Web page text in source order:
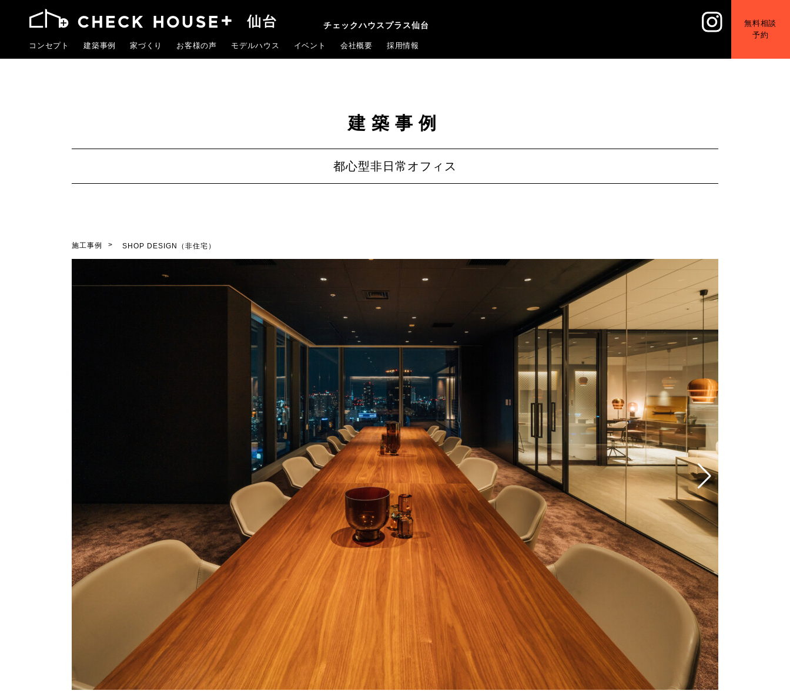
チェックハウスプラス仙台
コンセプト 建築事例 家づくり お客様の声 モデルハウス イベント 会社概要 採用情報
無料相談
予約
建築事例
都心型非日常オフィス
施工事例 SHOP DESIGN（非住宅）